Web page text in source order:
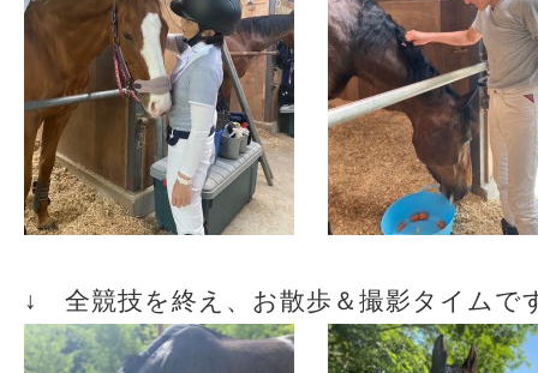
↓ 全競技を終え、お散歩＆撮影タイムで